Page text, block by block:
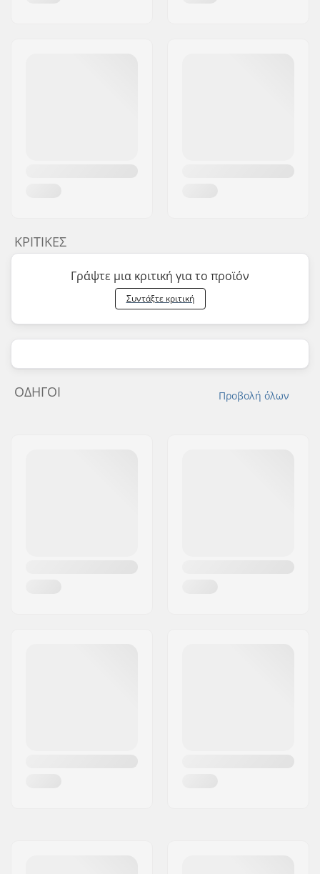
ΚΡΙΤΙΚΈΣ
Γράψτε μια κριτική για το προϊόν
Συντάξτε κριτική
Προβολή όλων
ΟΔΗΓΟΊ